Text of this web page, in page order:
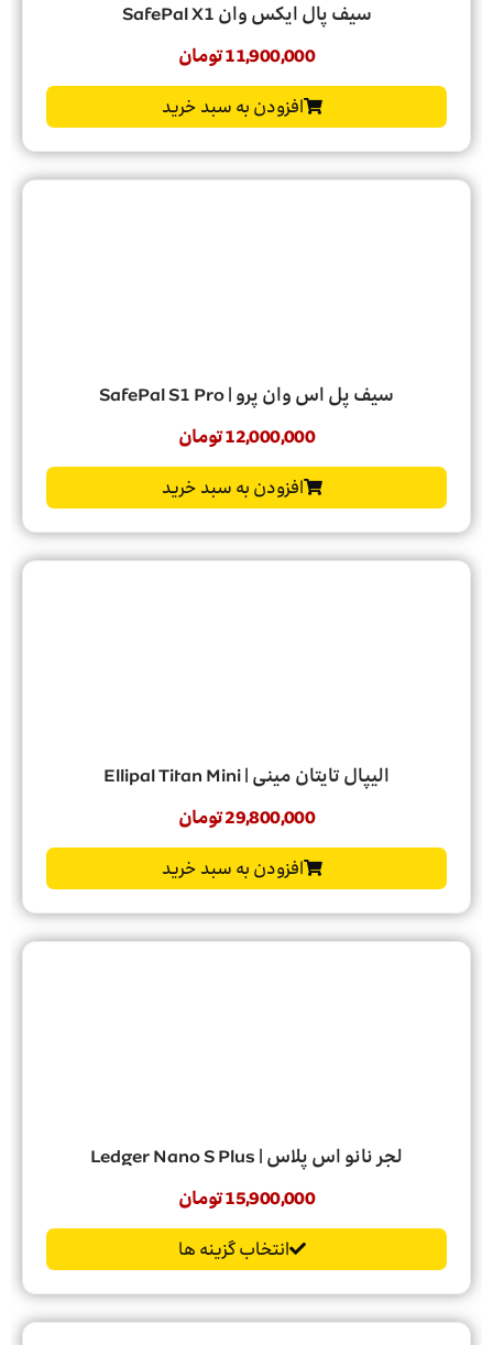
سیف پال ایکس وان SafePal X1
11,900,000تومان
افزودن به سبد خرید
سیف پل اس وان پرو | SafePal S1 Pro
12,000,000تومان
افزودن به سبد خرید
الیپال تایتان مینی | Ellipal Titan Mini
29,800,000تومان
افزودن به سبد خرید
لجر نانو اس پلاس | Ledger Nano S Plus
15,900,000تومان
انتخاب گزینه ها